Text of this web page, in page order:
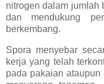
nitrogen dalam jumlah
dan mendukung
berkembang.
Spora menyebar
kerja yang telah
pada pakaian